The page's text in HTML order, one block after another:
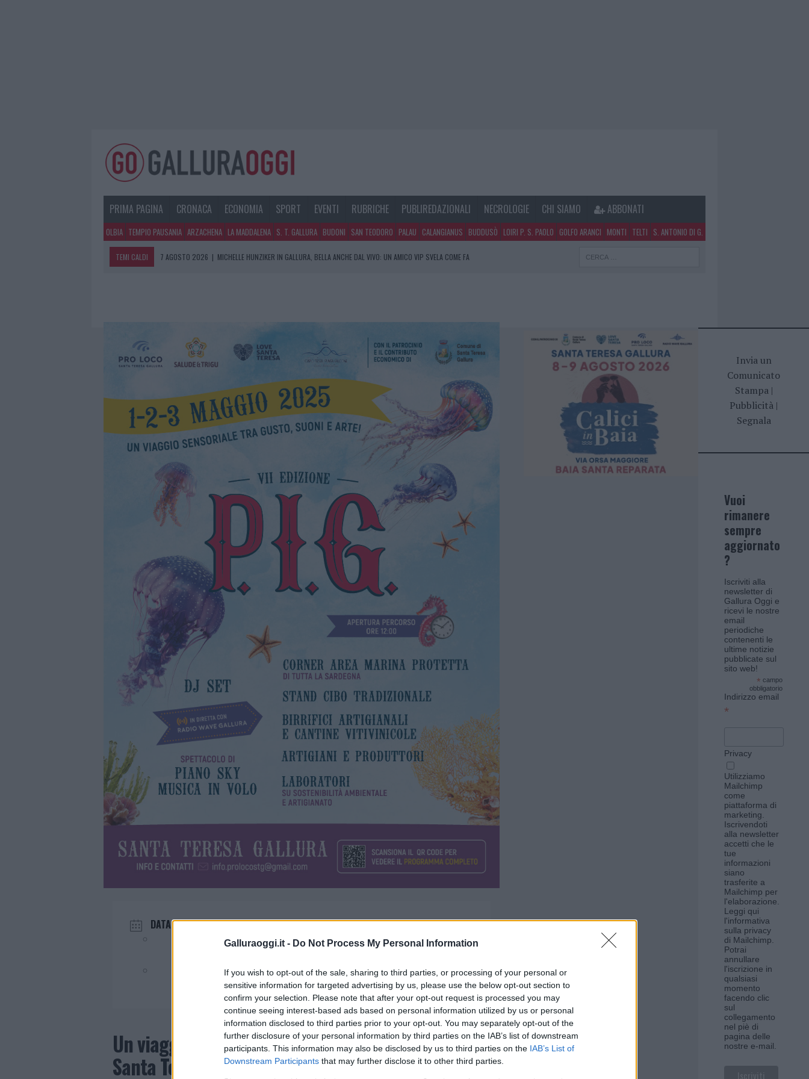
Galluraoggi.it - Do Not Process My Personal Information
If you wish to opt-out of the sale, sharing to third parties, or processing of your personal or
sensitive information for targeted advertising by us, please use the below opt-out section to
confirm your selection. Please note that after your opt-out request is processed you may
continue seeing interest-based ads based on personal information utilized by us or personal
information disclosed to third parties prior to your opt-out. You may separately opt-out of the
further disclosure of your personal information by third parties on the IAB’s list of downstream
participants. This information may also be disclosed by us to third parties on the IAB’s List of
Downstream Participants that may further disclose it to other third parties.
PRIMA PAGINA CRONACA ECONOMIA SPORT EVENTI RUBRICHE PUBLIREDAZIONALI NECROLOGIE CHI SIAMO ABBONATI
OLBIA TEMPIO PAUSANIA ARZACHENA LA MADDALENA S. T. GALLURA BUDONI SAN TEODORO PALAU CALANGIANUS BUDDUSÒ LOIRI P. S. PAOLO GOLFO ARANCI MONTI TELTI S. ANTONIO DI G.
TEMI CALDI 7 AGOSTO 2026 | MICHELLE HUNZIKER IN GALLURA, BELLA ANCHE DAL VIVO: UN AMICO VIP SVELA COME FA
LE PREVISIONI METEO PER IL WEEKEND A OLBIA E IN GALLURA
DATA
Mag 01 - 03 2025
Evento terminato!
Un viaggio sensoriale tra suoni, gusto e arte a
Santa Teresa di Gallura
Invia un
Comunicato
Stampa|
Pubblicità |
Segnala
Vuoi
rimanere
sempre
aggiornato
?
Iscriviti alla
newsletter di
Gallura Oggi e
ricevi le nostre
email
periodiche
contenenti le
ultime notizie
pubblicate sul
sito web!
* campo
obbligatorio
Indirizzo email
*
Privacy
Utilizziamo
Mailchimp
come
piattaforma di
marketing.
Iscrivendoti
alla newsletter
accetti che le
tue
informazioni
siano
trasferite a
Mailchimp per
l'elaborazione.
Leggi qui
l'informativa
sulla privacy
di Mailchimp.
Potrai
annullare
l'iscrizione in
qualsiasi
momento
facendo clic
sul
collegamento
nel piè di
pagina delle
nostre e-mail.